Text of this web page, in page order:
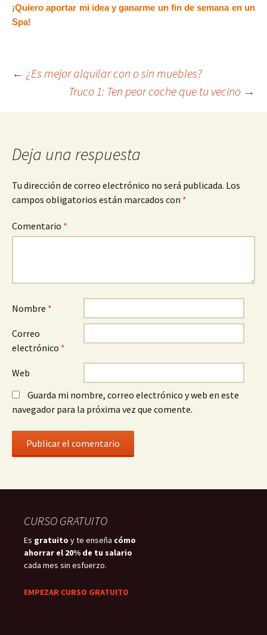
¡Quiero aportar mi idea y ganarme un fin de semana en un
Spa!
Navegación
de
entradas
← ¿Es mejor alquilar con o sin muebles?
Truco 1: Ten peor coche que tu vecino →
Deja una respuesta
Tu dirección de correo electrónico no será publicada. Los
campos obligatorios están marcados con *
Comentario *
Nombre *
Correo
electrónico *
Web
Guarda mi nombre, correo electrónico y web en este
navegador para la próxima vez que comente.
CURSO GRATUITO
Es gratuito y te enseña cómo
ahorrar el 20% de tu salario
cada mes sin esfuerzo.
EMPEZAR CURSO GRATUITO